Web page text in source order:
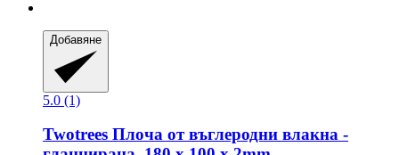
Добавяне
5.0 (1)
Twotrees Плоча от въглеродни влакна -​